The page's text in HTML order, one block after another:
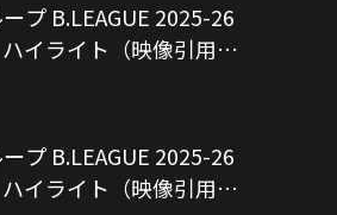
プ B.LEAGUE 2025-26
イライト（映像引用：
プ B.LEAGUE 2025-26
イライト（映像引用：